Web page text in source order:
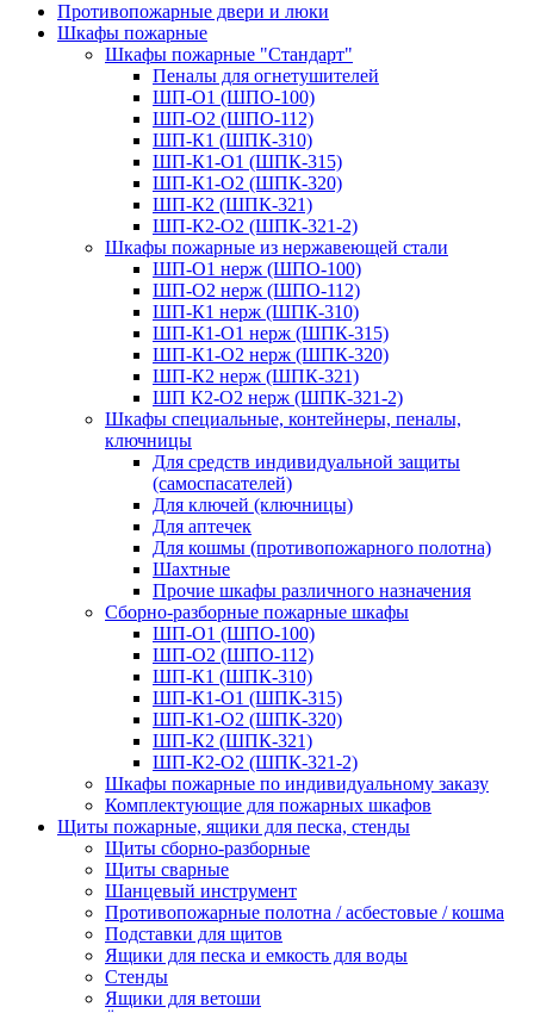
Противопожарные двери и люки
Шкафы пожарные
Шкафы пожарные "Стандарт"
Пеналы для огнетушителей
ШП-О1 (ШПО-100)
ШП-О2 (ШПО-112)
ШП-К1 (ШПК-310)
ШП-К1-О1 (ШПК-315)
ШП-К1-О2 (ШПК-320)
ШП-К2 (ШПК-321)
ШП-К2-О2 (ШПК-321-2)
Шкафы пожарные из нержавеющей стали
ШП-О1 нерж (ШПО-100)
ШП-О2 нерж (ШПО-112)
ШП-К1 нерж (ШПК-310)
ШП-К1-О1 нерж (ШПК-315)
ШП-К1-О2 нерж (ШПК-320)
ШП-К2 нерж (ШПК-321)
ШП К2-О2 нерж (ШПК-321-2)
Шкафы специальные, контейнеры, пеналы,
ключницы
Для средств индивидуальной защиты
(самоспасателей)
Для ключей (ключницы)
Для аптечек
Для кошмы (противопожарного полотна)
Шахтные
Прочие шкафы различного назначения
Сборно-разборные пожарные шкафы
ШП-О1 (ШПО-100)
ШП-О2 (ШПО-112)
ШП-К1 (ШПК-310)
ШП-К1-О1 (ШПК-315)
ШП-К1-О2 (ШПК-320)
ШП-К2 (ШПК-321)
ШП-К2-О2 (ШПК-321-2)
Шкафы пожарные по индивидуальному заказу
Комплектующие для пожарных шкафов
Щиты пожарные, ящики для песка, стенды
Щиты сборно-разборные
Щиты сварные
Шанцевый инструмент
Противопожарные полотна / асбестовые / кошма
Подставки для щитов
Ящики для песка и емкость для воды
Стенды
Ящики для ветоши